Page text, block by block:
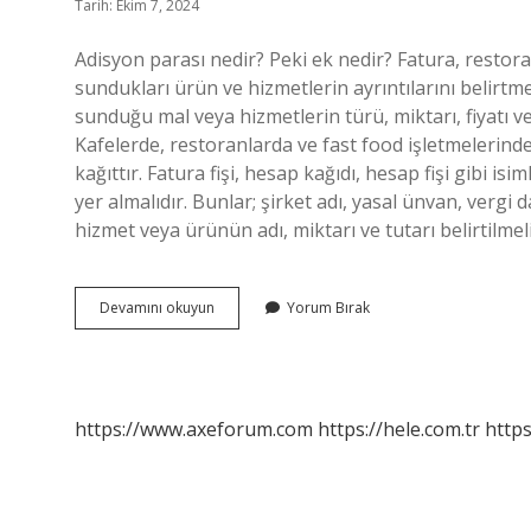
Tarih: Ekim 7, 2024
Adisyon parası nedir? Peki ek nedir? Fatura,
sundukları ürün ve hizmetlerin ayrıntılarını
sunduğu mal veya hizmetlerin türü, miktarı, fiyatı
Kafelerde, restoranlarda ve fast food
kağıttır. Fatura fişi, hesap kağıdı, hesap fişi gibi
yer almalıdır. Bunlar; şirket adı, yasal ünvan, vergi
hizmet veya ürünün adı, miktarı ve tutarı
Devamını okuyun Adisyon
Ücreti
Yorum Bırak
https://www.axeforum.com https://hele.com.tr